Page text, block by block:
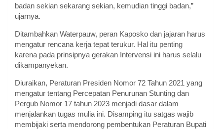
badan sekian sekarang sekian, kemudian tinggi badan,”
ujarnya.
Ditambahkan Waterpauw, peran Kaposko dan jajaran harus
mengatur rencana kerja tepat terukur. Hal itu penting
karena pada prinsipnya gerakan Intervensi ini harus selalu
dikampanyekan.
Diuraikan, Peraturan Presiden Nomor 72 Tahun 2021 yang
mengatur tentang Percepatan Penurunan Stunting dan
Pergub Nomor 17 tahun 2023 menjadi dasar dalam
menjalankan tugas mulia ini. Disamping itu satgas wajib
membijaki serta mendorong pembentukan Peraturan Bupati